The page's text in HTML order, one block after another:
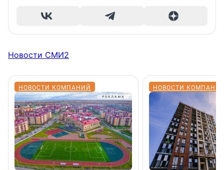
Новости СМИ2
НОВОСТИ КОМПАНИЙ НОВОСТИ